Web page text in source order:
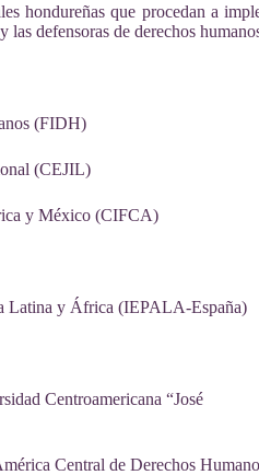
hondureñas que procedan a
las defensoras de derechos
(FIDH)
(CEJIL)
y México (CIFCA)
Latina y África (IEPALA-España)
Centroamericana “José
Central de Derechos